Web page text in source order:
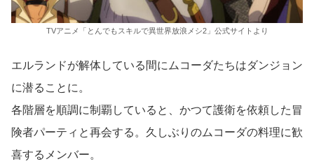
TVアニメ「とんでもスキルで異世界放浪メシ2」公式サイトより
エルランドが解体している間にムコーダたちはダンジョン
に潜ることに。
各階層を順調に制覇していると、かつて護衛を依頼した冒
険者パーティと再会する。久しぶりのムコーダの料理に歓
喜するメンバー。